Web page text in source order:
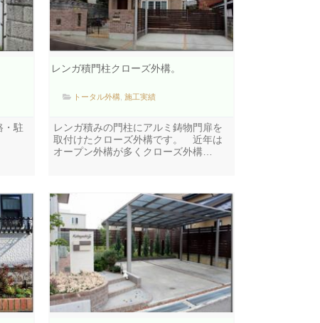
・駐
レンガ積門柱クローズ外構。
トータル外構, 施工実績
レンガ積みの門柱にアルミ鋳物門扉を
取付けたクローズ外構です。 近年は
オープン外構が多くクローズ外構…